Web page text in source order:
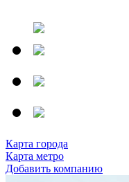
Карта города
Карта метро
Добавить компанию